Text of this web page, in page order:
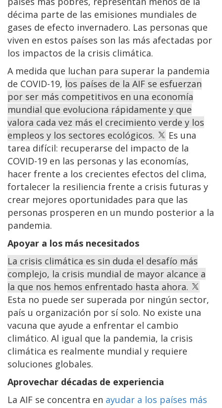
décima parte de las emisiones mundiales de
gases de efecto invernadero. Las personas que
viven en estos países son las más afectadas por
los impactos de la crisis climática.
A medida que luchan para superar la pandemia
de COVID-19, los países de la AIF se esfuerzan
por ser más competitivos en una economía
mundial que evoluciona rápidamente y que
valora cada vez más el crecimiento verde y los
empleos y los sectores ecológicos.
Es una
tarea difícil: recuperarse del impacto de la
COVID-19 en las personas y las economías,
hacer frente a los crecientes efectos del clima,
fortalecer la resiliencia frente a crisis futuras y
crear mejores oportunidades para que las
personas prosperen en un mundo posterior a la
pandemia.
Apoyar a los más necesitados
La crisis climática es sin duda el desafío más
complejo, la crisis mundial de mayor alcance a
la que nos hemos enfrentado hasta ahora.
Esta no puede ser superada por ningún sector,
país u organización por sí solo. No existe una
vacuna que ayude a enfrentar el cambio
climático. Al igual que la pandemia, la crisis
climática es realmente mundial y requiere
soluciones globales.
Aprovechar décadas de experiencia
La AIF se concentra en ayudar a los países más